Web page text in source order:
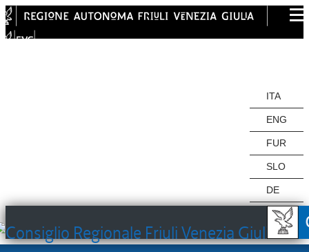
ITA
ENG
FUR
SLO
DE